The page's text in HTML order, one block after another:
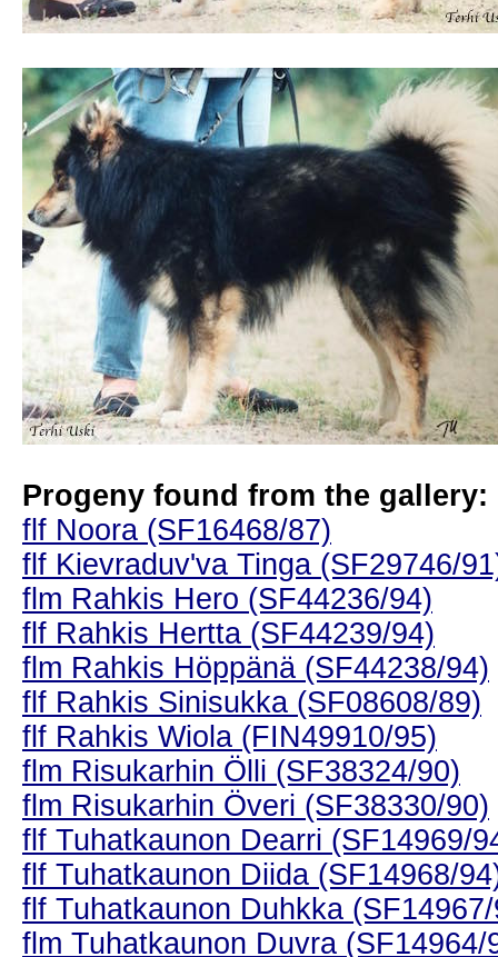
Progeny found from the gallery:
flf Noora (SF16468/87)
flf Kievraduv'va Tinga (SF29746/
flm Rahkis Hero (SF44236/94)
flf Rahkis Hertta (SF44239/94)
flm Rahkis Höppänä (SF44238/94)
flf Rahkis Sinisukka (SF08608/89)
flf Rahkis Wiola (FIN49910/95)
flm Risukarhin Ölli (SF38324/90)
flm Risukarhin Överi (SF38330/90)
flf Tuhatkaunon Dearri (SF14969/
flf Tuhatkaunon Diida (SF14968/
flf Tuhatkaunon Duhkka
flm Tuhatkaunon Duvra (SF14964/